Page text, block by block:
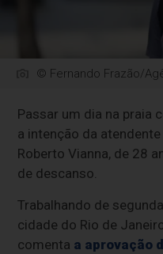
© Fernando Frazão/
Passar um dia na praia
a intenção da
Roberto Vianna, de 28
de descanso.
Trabalhando de
cidade do Rio de
comenta a aprovação